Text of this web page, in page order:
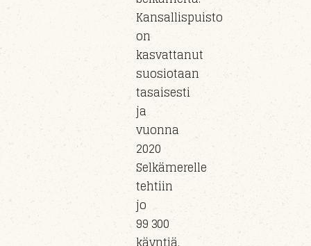
Kansallispuisto
on
kasvattanut
suosiotaan
tasaisesti
ja
vuonna
2020
Selkämerelle
tehtiin
jo
99 300